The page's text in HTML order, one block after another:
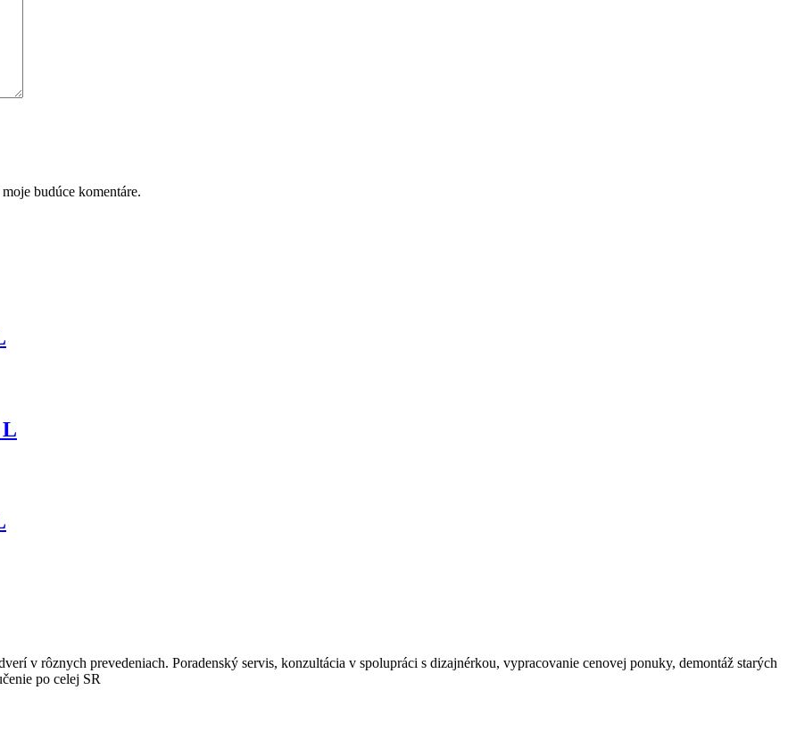
budúce komentáre.
L
v rôznych prevedeniach. Poradenský servis, konzultácia v spolupráci s dizajnérkou, vypracovanie cenovej ponuky, demontáž starých
po celej SR